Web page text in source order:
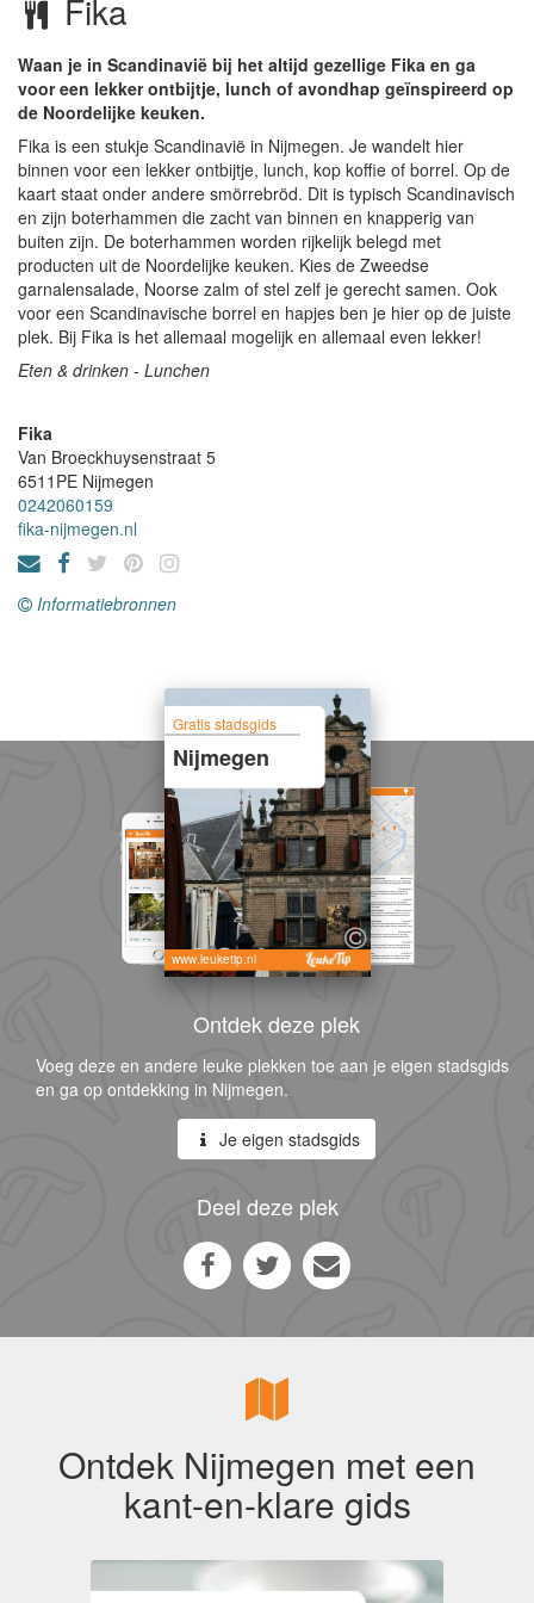
Fika
Waan je in Scandinavië bij het altijd gezellige Fika en ga
voor een lekker ontbijtje, lunch of avondhap geïnspireerd op
de Noordelijke keuken.
Fika is een stukje Scandinavië in Nijmegen. Je wandelt hier
binnen voor een lekker ontbijtje, lunch, kop koffie of borrel. Op de
kaart staat onder andere smörrebröd. Dit is typisch Scandinavisch
en zijn boterhammen die zacht van binnen en knapperig van
buiten zijn. De boterhammen worden rijkelijk belegd met
producten uit de Noordelijke keuken. Kies de Zweedse
garnalensalade, Noorse zalm of stel zelf je gerecht samen. Ook
voor een Scandinavische borrel en hapjes ben je hier op de juiste
plek. Bij Fika is het allemaal mogelijk en allemaal even lekker!
Eten & drinken - Lunchen
Fika
Van Broeckhuysenstraat 5
6511PE Nijmegen
0242060159
fika-nijmegen.nl
Informatiebronnen
Gratis stadsgids
Nijmegen
www.leuketip.nl
Ontdek deze plek
Voeg deze en andere leuke plekken toe aan je eigen stadsgids
en ga op ontdekking in Nijmegen.
Je eigen stadsgids
Deel deze plek
Ontdek Nijmegen met een
kant-en-klare gids